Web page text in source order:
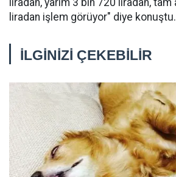
liradan, yarım 3 bin 720 liradan, tam
liradan işlem görüyor" diye konuştu.